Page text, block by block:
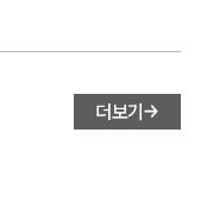
더보기